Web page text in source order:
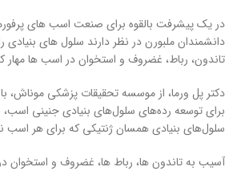
در یک پیشرفت بالقوه برای صنعت اسب های
دانشمندان ملبورن در نظر دارند سلول های بنیادی
تاندون، رباط، غضروف و استخوان در اسب ها مهار
برای توسعه رده‌های سلول‌های بنیادی جنینی اسب،
سلول‌های بنیادی همسان ژنتیکی که برای هر اسب
آسیب به تاندون ها، رباط ها، غضروف و استخوان